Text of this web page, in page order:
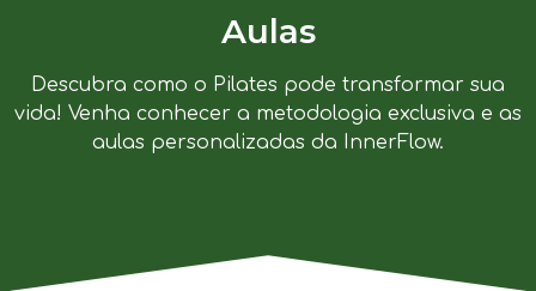
Aulas
Descubra como o Pilates pode transformar sua
vida! Venha conhecer a metodologia exclusiva e as
aulas personalizadas da InnerFlow.